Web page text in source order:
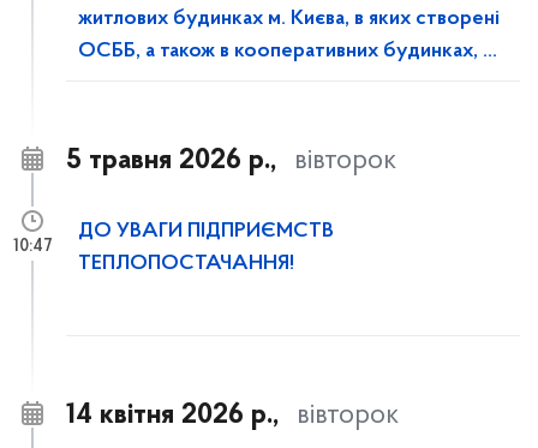
житлових будинках м. Києва, в яких створені
ОСББ, а також в кооперативних будинках, у
5 травня 2026 р., вівторок
ДО УВАГИ ПІДПРИЄМСТВ
ТЕПЛОПОСТАЧАННЯ!
10:47
14 квітня 2026 р., вівторок